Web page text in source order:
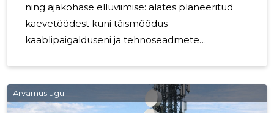
ning ajakohase elluviimise: alates planeeritud
kaevetöödest kuni täismõõdus
kaablipaigalduseni ja tehnoseadmete
ehitusgraafikut ning tagada pikaajaline ja kindel
taristu. Kellele sobib Põhjalik lahendus on
Arvamuslugu